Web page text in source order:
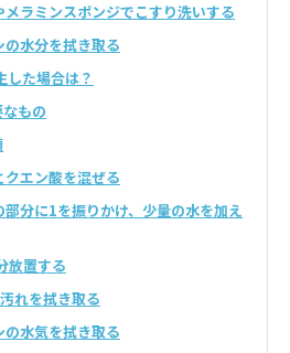
ラミンスポンジでこすり洗いする
水分を拭き取る
した場合は？
もの
エン酸を混ぜる
分に1を振りかけ、少量の水を加え
放置する
れを拭き取る
水気を拭き取る